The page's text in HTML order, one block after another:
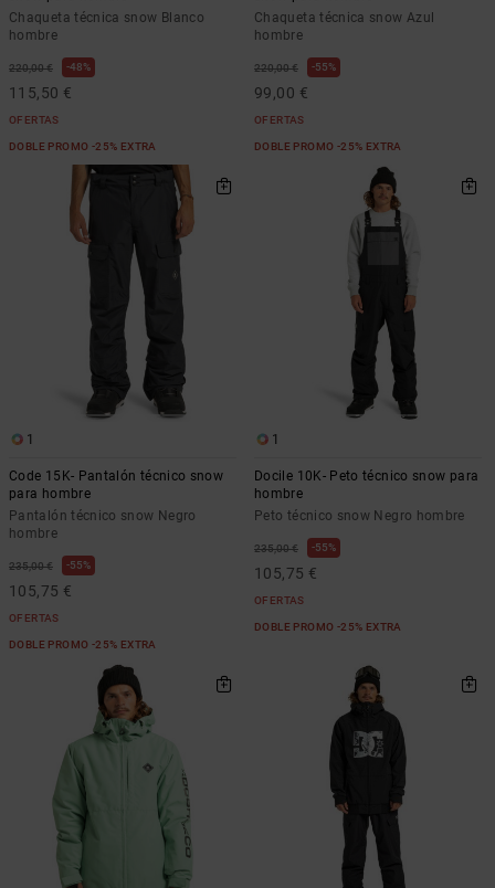
Chaqueta técnica snow Blanco
hombre
220,00 € 48%
115,50 €
OFERTAS
DOBLE PROMO -25% EXTRA
Chaqueta técnica snow Azul
hombre
220,00 € 55%
99,00 €
OFERTAS
DOBLE PROMO -25% EXTRA
1
Code 15K- Pantalón técnico snow
para hombre
Pantalón técnico snow Negro
hombre
235,00 € 55%
105,75 €
OFERTAS
DOBLE PROMO -25% EXTRA
1
Docile 10K- Peto técnico snow para
hombre
Peto técnico snow Negro hombre
235,00 € 55%
105,75 €
OFERTAS
DOBLE PROMO -25% EXTRA